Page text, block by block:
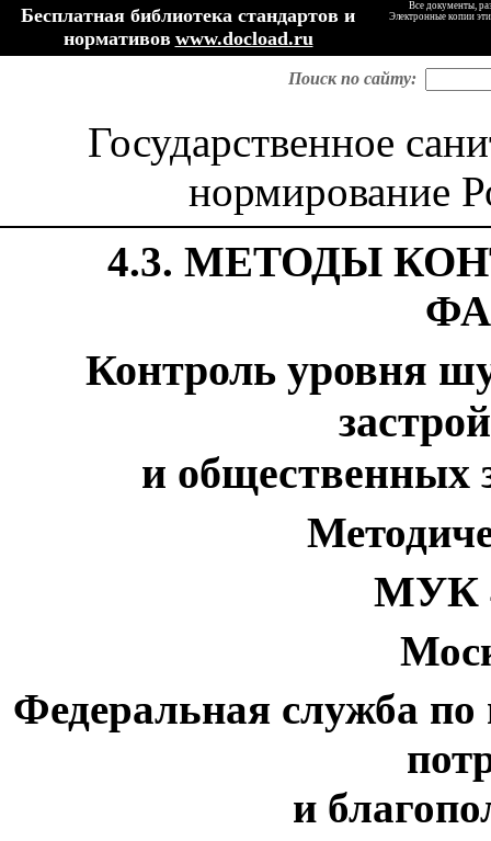
Бесплатная библиотека стандартов и
нормативов www.docload.ru
Все документы,
Электронные копии
Поиск по сайту:
Государственное
нормирование
4.3. МЕТОДЫ
Контроль уровня
и общественных
МУК
Федеральная служба
и